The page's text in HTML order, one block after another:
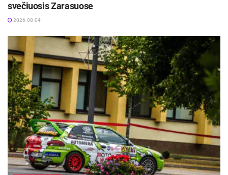
svečiuosis Zarasuose
2026-08-04